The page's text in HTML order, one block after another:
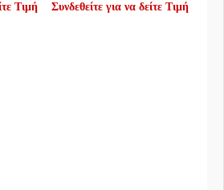
Τιμή Συνδεθείτε για να δείτε Τιμή